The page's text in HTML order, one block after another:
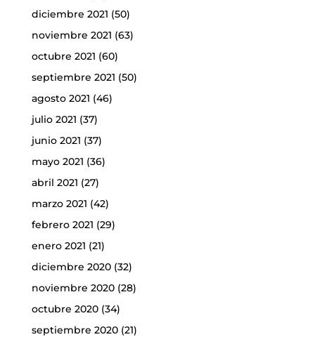
diciembre 2021 (50)
noviembre 2021 (63)
octubre 2021 (60)
septiembre 2021 (50)
agosto 2021 (46)
julio 2021 (37)
junio 2021 (37)
mayo 2021 (36)
abril 2021 (27)
marzo 2021 (42)
febrero 2021 (29)
enero 2021 (21)
diciembre 2020(32)
noviembre 2020(28)
octubre 2020(34)
septiembre 2020(21)